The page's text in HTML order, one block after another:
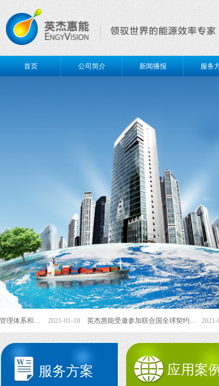
首页 公司简介 新闻播报 服务
服务方案 应用案
2021-01-18
公司通过质量ISO9001管理体系和环境ISO14001管理体系认证 2021-
英杰惠能受邀参加联合国全球契约中国网络主办的“2014关注气候中国峰会”